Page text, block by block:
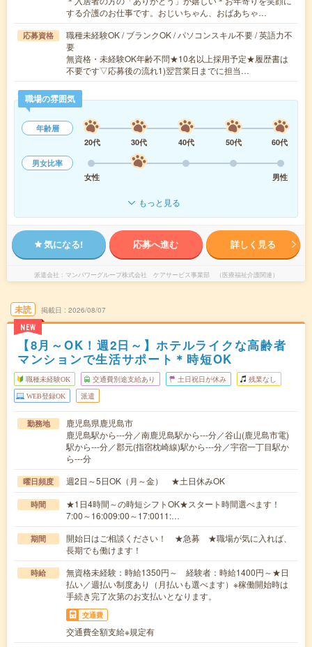
する介護のお仕事です。おじいちゃん、おばあちゃ…
応募資格
職種未経験OK / ブランクOK / パソコンスキル不要 / 英語力不
要
無資格・未経験OK年齢不問★10名以上採用予定★履歴書は
不要です▽応募後の流れ1)翌営業日までに担当…
職場の雰囲気
年齢層
20代
30代 40代 50代
60代
男女比率
女性
男性
もっと見る
気になる! 応募へ進む 詳しく見る
派遣会社 マンパワーグループ株式会社 ケアサービス事業部 （医療福祉介護関連）
未読
NEW
掲載日 2026/08/07
【8月～OK！週2日～】ホテルライクな高齢者
マンションで生活サポート＊時短OK
職種未経験OK 交通費別途支給あり 土日祝日が休み 残業なし
WEB登録OK 派遣
勤務地
鹿児島県鹿児島市
鹿児島駅から---分／南鹿児島駅から---分／谷山(鹿児島市電)
駅から---分／郡元(指宿枕崎線)駅から---分／宇宿一丁目駅か
ら---分
曜日頻度 週2日～5日OK（月～金） ★土日休みOK
時間
★1日4時間～の時短シフトOK★スタート時間選べます！
7:00～16:009:00～17:0011:…
期間
開始日はご相談ください！ ★急募 ★職場が気に入れば、
長期でも働けます！
時給
無資格未経験：時給1350円～ 経験者：時給1400円～★日
払い／週払い制度あり（月払いも選べます）※稼働開始時は
手続き完了次第のお支払いとなります。
交通費
交通費全額支給※規定有